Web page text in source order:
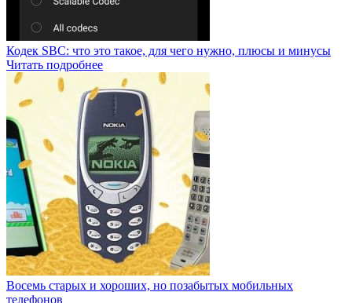
Кодек SBC: что это такое, для чего нужно, плюсы и минусы
Читать подробнее
Восемь старых и хороших, но позабытых мобильных
телефонов